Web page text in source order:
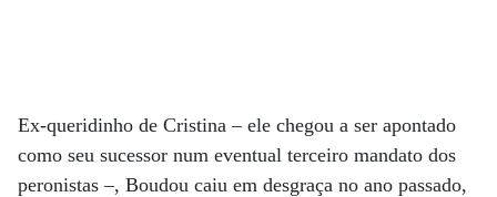
Ex-queridinho de Cristina – ele chegou a ser apontado
como seu sucessor num eventual terceiro mandato dos
peronistas –, Boudou caiu em desgraça no ano passado,